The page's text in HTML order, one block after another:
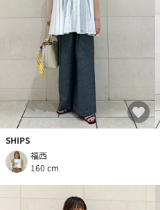
SHIPS
福西
160 cm